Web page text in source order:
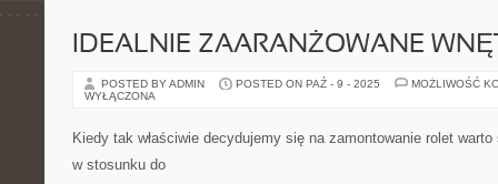
IDEALNIE ZAARANŻOWANE
POSTED BY ADMIN POSTED ON PAŹ - 9 - 2025
MOŻLIWOŚĆ
WYŁĄCZONA
Kiedy tak właściwie decydujemy się na zamontowanie rolet
w stosunku do